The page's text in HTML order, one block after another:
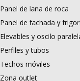
Panel de lana de roca
Panel de fachada y
Elevables y oscilo
Perfiles y tubos
Techos móviles
Zona outlet